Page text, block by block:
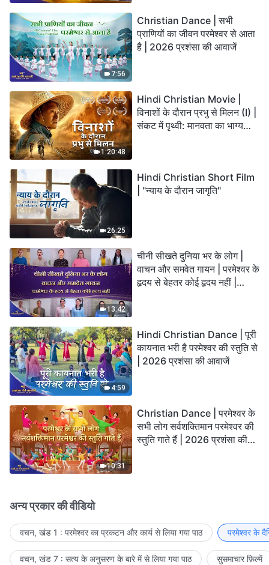
7:56
Christian Dance | सभी
प्राणियों का जीवन परमेश्वर से आता
है | 2026 प्रशंसा की आवाजें
1:20:48
Hindi Christian Movie |
विनाशों के दौरान प्रभु से मिलन (I) |
संकट में पृथ्वी: मानवता का भाग्य
26:25
Hindi Christian Short Film
| "न्याय के दौरान जागृति"
13:42
चीनी सीखते दुनिया भर के लोग |
वाचन और समवेत गायन | परमेश्वर के
हृदय से बेहतर कोई हृदय नहीं |
4:59
Hindi Christian Dance | पूरी
कायनात भरी है परमेश्वर की स्तुति से
| 2026 प्रशंसा की आवाजें
10:31
Christian Dance | परमेश्वर के
सभी लोग सर्वशक्तिमान परमेश्वर की
स्तुति गाते हैं | 2026 प्रशंसा की
अन्य प्रकार की वीडियो
वचन, खंड 1 : परमेश्वर का प्रकटन और कार्य से लिया गया पाठ परमेश्वर के
वचन, खंड 7 : सत्य के अनुसरण के बारे में से लिया गया पाठ सुसमाचार फ़िल्में